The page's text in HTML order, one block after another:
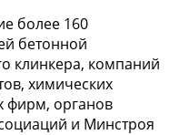
более 160
бетонной
клинкера, компаний
химических
фирм, органов
и Минстроя